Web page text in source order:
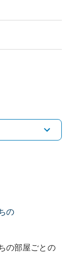
の
の部屋ごとの